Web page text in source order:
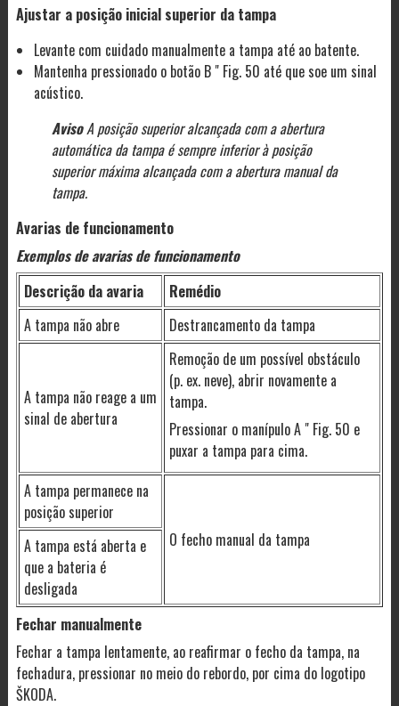
Ajustar a posição inicial superior da tampa
Levante com cuidado manualmente a tampa até ao batente.
Mantenha pressionado o botão B " Fig. 50 até que soe um sinal
acústico.
AvisoA posição superior alcançada com a abertura
automática da tampa é sempre inferior à posição
superior máxima alcançada com a abertura manual da
tampa.
Avarias de funcionamento
Exemplos de avarias de funcionamento
Descrição da avaria
Remédio
A tampa não abre
Destrancamento da tampa
A tampa não reage a um
sinal de abertura
Remoção de um possível obstáculo
(p. ex. neve), abrir novamente a
tampa.
Pressionar o manípulo A " Fig. 50 e
puxar a tampa para cima.
A tampa permanece na
posição superior
O fecho manual da tampa
A tampa está aberta e
que a bateria é
desligada
Fechar manualmente
Fechar a tampa lentamente, ao reafirmar o fecho da tampa, na
fechadura, pressionar no meio do rebordo, por cima do logotipo
ŠKODA.